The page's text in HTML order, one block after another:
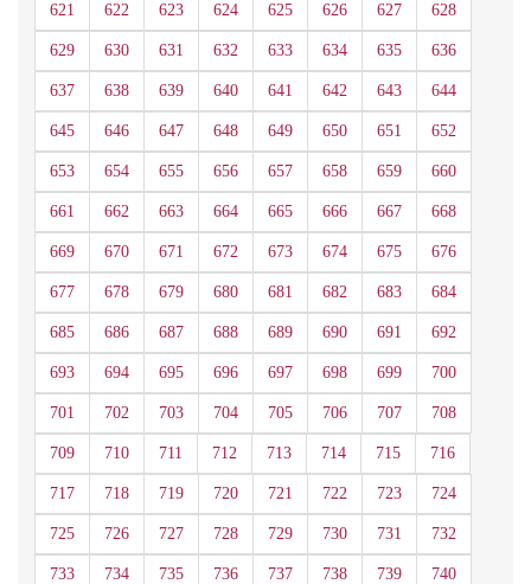
621 622 623 624 625 626 627 628
629 630 631 632 633 634 635 636
637 638 639 640 641 642 643 644
645 646 647 648 649 650 651 652
653 654 655 656 657 658 659 660
661 662 663 664 665 666 667 668
669 670 671 672 673 674 675 676
677 678 679 680 681 682 683 684
685 686 687 688 689 690 691 692
693 694 695 696 697 698 699 700
701 702 703 704 705 706 707 708
709 710 711 712 713 714 715 716
717 718 719 720 721 722 723 724
725 726 727 728 729 730 731 732
733 734 735 736 737 738 739 740